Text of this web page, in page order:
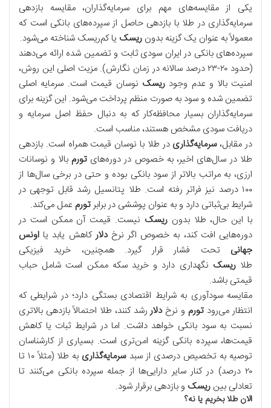
یکی از مقایسه‌های مهم برای سرمایه‌گذاران، مقایسه بازدهی
سرمایه‌گذاری در طلا با بازدهی حاصل از سپرده‌های بانکی است که
معمولاً به عنوان یک گزینه بدون ریسک یا کم‌ریسک شناخته می‌شود.
سپرده‌های بانکی در ایران سودی ثابت و تضمین شده ارائه می‌دهند
(حدود ۲۰-۲۳ درصد سالانه در زمان نگارش). مزیت اصلی این روش،
امنیت بالا و عدم وجود ریسک نوسان قیمت است. سرمایه اصلی
تضمین شده و سود به صورت منظم پرداخت می‌شود. این گزینه برای
سرمایه‌گذاران بسیار محافظه‌کار که به دنبال حفظ اصل سرمایه و
دریافت سودی مشخص هستند، مناسب است.
در مقابل، سرمایه‌گذاری در طلا با نوسان قیمت همراه است. بازدهی
طلا در سال‌های اخیر، به خصوص در دوره‌های تورم بالا و نوسانات
ارزی، به مراتب بالاتر از سود بانکی بوده و حتی در برخی سال‌ها از
۱۰۰ درصد نیز فراتر رفته است. طلا پتانسیل رشد قابل توجهی در
شرایط بی‌ثباتی دارد و به عنوان پوششی در برابرتورم عمل می‌کند.
با این حال، طلا بدون ریسک نیست. قیمت آن ممکن است در
دوره‌هایی افت کند، به خصوص اگر نرخ دلار کاهش یابد یا اونس
جهانی
تحت فشار قرار گیرد. همچنین، خرید فیزیکی
طلا ریسک نگهداری دارد و خرید سکه ممکن است شامل حباب
قیمتی باشد.
مقایسه سودآوری به شرایط اقتصادی بستگی دارد؛ در شرایطی که
انتظار می‌رود تورم و نرخ دلار رشد کنند، طلا احتمالاً بازدهی بالاتری
نسبت به سود بانکی خواهد داشت. اما در شرایط ثبات یا کاهش
قیمت‌ها، سپرده بانکی گزینه امن‌تری است. بسیاری از کارشناسان
توصیه به تخصیص درصدی از سبد سرمایه‌گذاری
به طلا (مثلاً ۱۰ تا
۲۰ درصد) در کنار سایر دارایی‌ها از جمله سپرده بانکی می‌کنند تا
تعادلی بین ریسک و بازدهی برقرار شود.
الان طلا بخریم یا نه؟